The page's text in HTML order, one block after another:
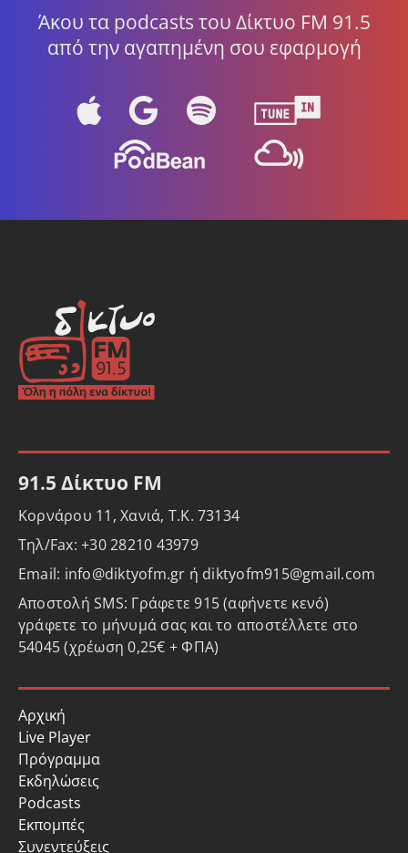
Άκου τα podcasts του Δίκτυο FM 91.5
από την αγαπημένη σου εφαρμογή
91.5 Δίκτυο FM
Κορνάρου 11, Χανιά, Τ.Κ. 73134
Τηλ/Fax: +30 28210 43979
Email: info@diktyofm.gr ή diktyofm915@gmail.com
Αποστολή SMS: Γράφετε 915 (αφήνετε κενό)
γράφετε το μήνυμά σας και το αποστέλλετε στο
54045 (χρέωση 0,25€ + ΦΠΑ)
Αρχική
Live Player
Πρόγραμμα
Εκδηλώσεις
Podcasts
Εκπομπές
Συνεντεύξεις